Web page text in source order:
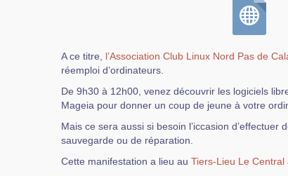
A ce titre, l’Association Club Linux Nord Pas de
réemploi d’ordinateurs.
De 9h30 à 12h00, venez découvrir les logiciels
Mageia pour donner un coup de jeune à votre
Mais ce sera aussi si besoin l’iccasion d’effectuer
sauvegarde ou de réparation.
Cette manifestation a lieu au Tiers-Lieu Le Central